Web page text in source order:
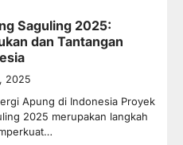
Saguling 2025:
dan Tantangan
2025
Apung di Indonesia Proyek
2025 merupakan langkah